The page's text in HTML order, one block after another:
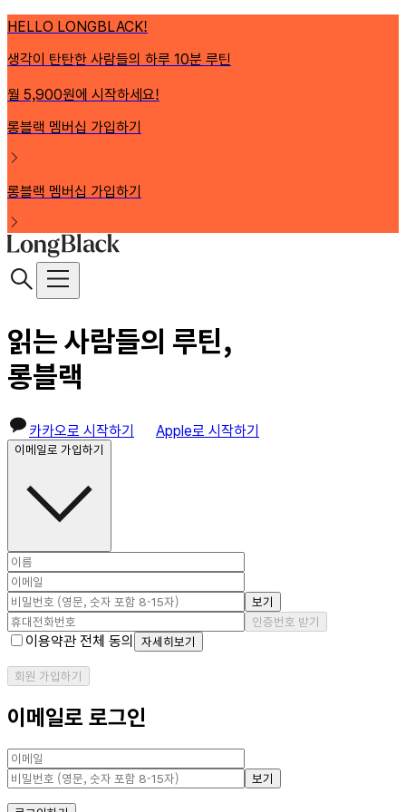
HELLO LONGBLACK!
생각이 탄탄한 사람들의 하루 10분 루틴
월 5,900원에 시작하세요!
롱블랙 멤버십 가입하기
롱블랙 멤버십 가입하기
읽는 사람들의 루틴,
롱블랙
카카오로 시작하기 Apple로 시작하기
이메일로 가입하기
보기
인증번호 받기
이용약관 전체 동의 자세히보기
회원 가입하기
이메일로 로그인
보기